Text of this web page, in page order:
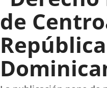
de
República